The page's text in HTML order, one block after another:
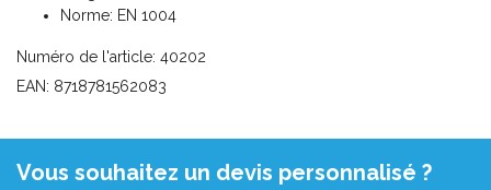
Norme: EN 1004
Numéro de l'article: 40202
EAN: 8718781562083
Vous souhaitez un devis personnalisé ?